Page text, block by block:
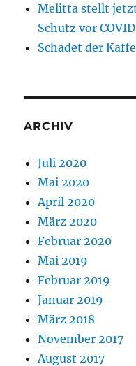
Melitta stellt
Schutz vor
Schadet der
ARCHIV
Juli 2020
Mai 2020
April 2020
März 2020
Februar 2020
Mai 2019
Februar 2019
Januar 2019
März 2018
November 2017
August 2017